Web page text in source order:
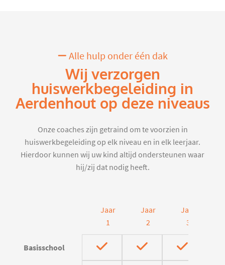
Alle hulp onder één dak
Wij verzorgen
huiswerkbegeleiding in
Aerdenhout op deze niveaus
Onze coaches zijn getraind om te voorzien in
huiswerkbegeleiding op elk niveau en in elk leerjaar.
Hierdoor kunnen wij uw kind altijd ondersteunen waar
hij/zij dat nodig heeft.
Jaar
1
Jaar
2
Jaar
3
Basisschool